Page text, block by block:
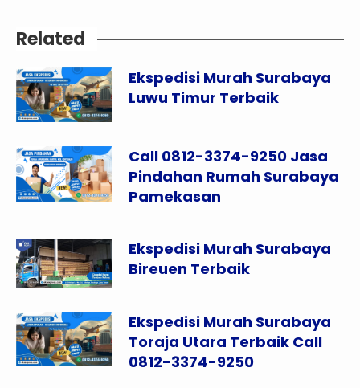
Related
Ekspedisi Murah Surabaya
Luwu Timur Terbaik
Call 0812-3374-9250 Jasa
Pindahan Rumah Surabaya
Pamekasan
Ekspedisi Murah Surabaya
Bireuen Terbaik
Ekspedisi Murah Surabaya
Toraja Utara Terbaik Call
0812-3374-9250